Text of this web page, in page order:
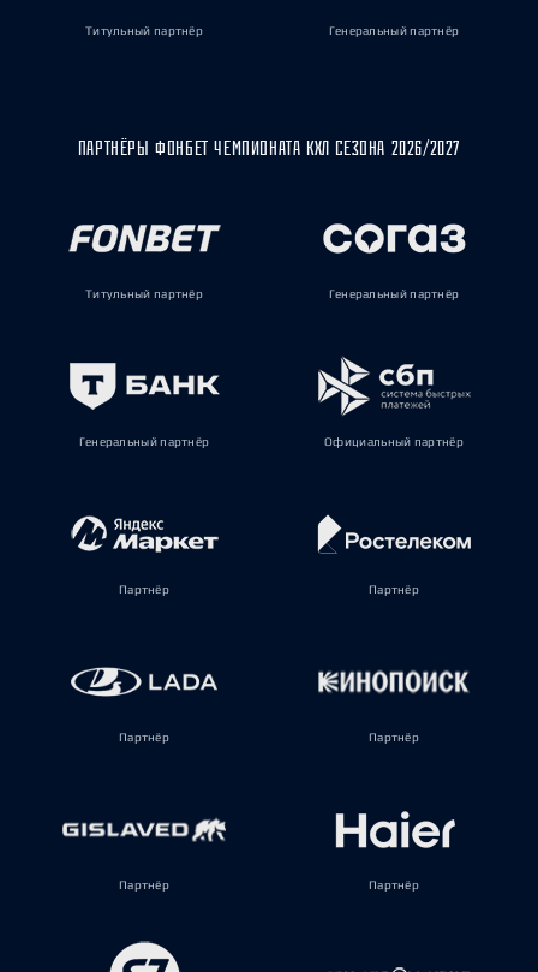
Титульный партнёр Генеральный партнёр
ПАРТНЁРЫ ФОНБЕТ ЧЕМПИОНАТА КХЛ СЕЗОНА 2026/2027
Титульный партнёр Генеральный партнёр
Генеральный партнёр Официальный партнёр
Партнёр Партнёр
Партнёр Партнёр
Партнёр Партнёр